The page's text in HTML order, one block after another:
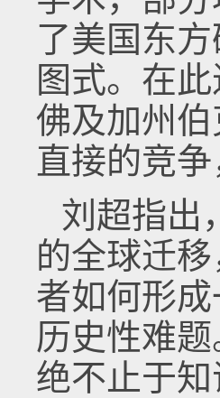
了美国东
图式。在
佛及加州
直接的竞
刘超指出
的全球迁
者如何形
历史性难
绝不止于